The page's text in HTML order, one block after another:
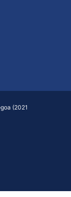
(2021